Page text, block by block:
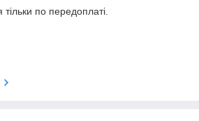
по передоплаті.